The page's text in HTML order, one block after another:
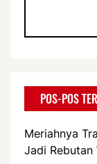
POS-POS
Meriahnya
Jadi Rebutan